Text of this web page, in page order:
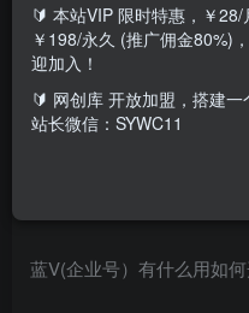
0基础新号如何打造
老号如何转型做带货
蓝V(企业号）有什么用如
🔰 本站VIP 限时特惠，￥
￥198/永久 (推广佣金80%)
迎加入！
🔰 网创库 开放加盟，搭建
站长微信：SYWC11